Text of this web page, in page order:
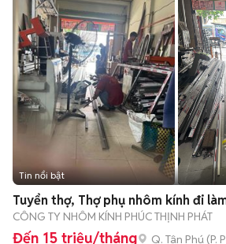
Tin nổi bật
Tuyển thợ, Thợ phụ nhôm kính đi
CÔNG TY NHÔM KÍNH PHÚC THỊNH PHÁT
Đến 15 triệu/tháng Q. Tân Phú (P.